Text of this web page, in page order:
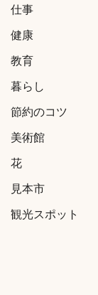
仕事
健康
教育
暮らし
節約のコツ
美術館
花
見本市
観光スポット